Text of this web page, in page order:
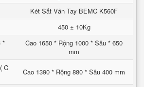
Két Sắt Vân Tay BEMC K560F
450 ± 10Kg
*
Cao 1650 * Rộng 1000 * Sâu * 650
mm
C
Cao 1390 * Rộng 880 * Sâu 400 mm